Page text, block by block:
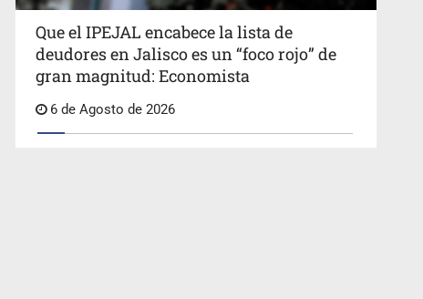
Que el IPEJAL encabece la lista de
deudores en Jalisco es un “foco rojo” de
gran magnitud: Economista
6 de Agosto de 2026